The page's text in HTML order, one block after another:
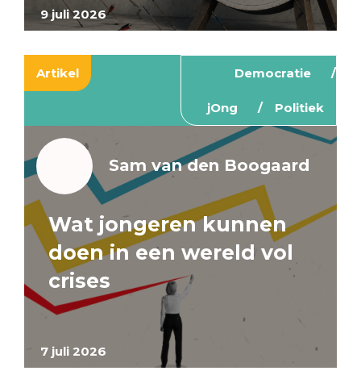
9 juli 2026
Artikel Democratie
jOng Politiek
7 juli 2026
Sam van den Boogaard
Wat jongeren kunnen
doen in een wereld vol
crises